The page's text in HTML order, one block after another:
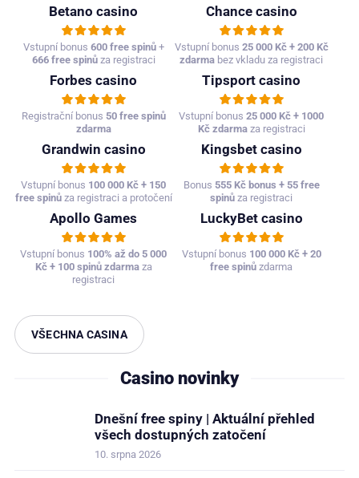
Betano casino
Vstupní bonus 600 free spinů+
666 free spinůza registraci
Chance casino
Vstupní bonus 25 000 Kč + 200 Kč
zdarma bez vkladu za registraci
Forbes casino
Registrační bonus 50 free spinů
zdarma
Tipsport casino
Vstupní bonus 25 000 Kč + 1000
Kč zdarmaza registraci
Grandwin casino
Vstupní bonus 100 000 Kč + 150
free spinů za registraci a protočení
Kingsbet casino
Bonus 555 Kč bonus + 55 free
spinů za registraci
Apollo Games
Vstupní bonus 100% až do 5 000
Kč + 100 spinů zdarmaza
registraci
LuckyBet casino
Vstupní bonus 100 000 Kč + 20
free spinů zdarma
VŠECHNA CASINA
Casino novinky
Dnešní free spiny | Aktuální přehled
všech dostupných zatočení
10. srpna 2026